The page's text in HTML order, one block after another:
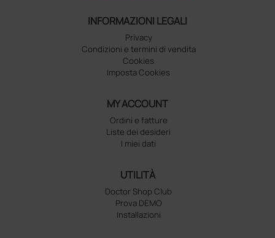
INFORMAZIONI LEGALI
Privacy
Condizioni e termini di vendita
Cookies
Imposta Cookies
MY ACCOUNT
Ordini e fatture
Liste dei desideri
I miei dati
UTILITÀ
Doctor Shop Club
Prova DEMO
Installazioni